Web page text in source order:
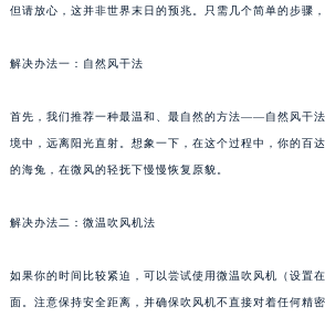
但请放心，这并非世界末日的预兆。只需几个简单的步骤
解决办法一：自然风干法
首先，我们推荐一种最温和、最自然的方法——自然风干
境中，远离阳光直射。想象一下，在这个过程中，你的百
的海兔，在微风的轻抚下慢慢恢复原貌。
解决办法二：微温吹风机法
如果你的时间比较紧迫，可以尝试使用微温吹风机（设置
面。注意保持安全距离，并确保吹风机不直接对着任何精